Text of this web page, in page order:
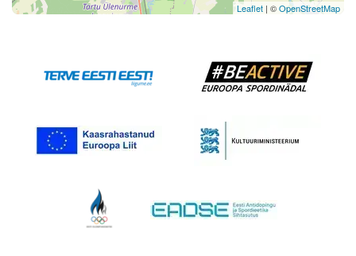
Leaflet | ©OpenStreetMap